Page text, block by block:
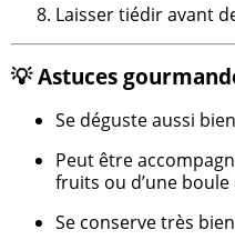
Laisser tiédir avant
💡 Astuces
Se déguste aussi bien
Peut être
fruits ou d’une boule
Se conserve très